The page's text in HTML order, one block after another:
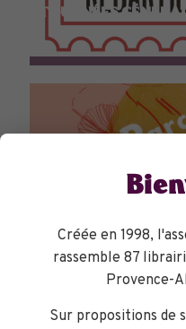
TOURNÉES
Créée en 1998,
rassemble 87
Provence-
Sur propositions de